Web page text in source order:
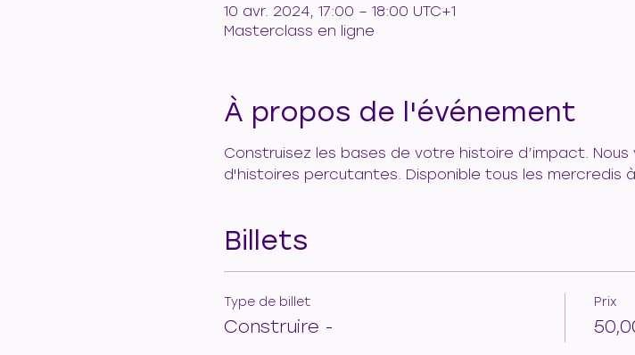
10 avr. 2024, 17:00 – 18:00 UTC+1
Masterclass en ligne
À propos de l'événement
Construisez les bases de votre histoire d’impact.
d'histoires percutantes. Disponible tous les mercredis à
Billets
Type de billet
Construire -
Prix